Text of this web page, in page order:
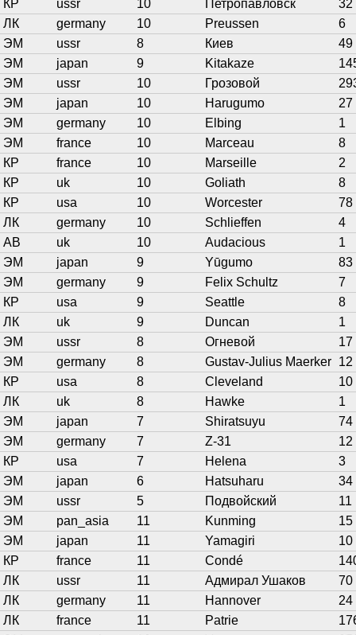
КР ussr 10 Петропавловск
32
ЛК
germany 10 Preussen
6
ЭМ
ussr 8 Киев
49
ЭМ
japan 9 Kitakaze
ЭМ
ussr 10 Грозовой
ЭМ
japan 10 Harugumo
27
ЭМ
germany 10 Elbing
1
ЭМ
france 10 Marceau
8
КР
france 10 Marseille
2
КР
uk 10 Goliath
8
КР
usa 10 Worcester
78
ЛК
germany 10 Schlieffen
4
АВ
uk 10 Audacious
1
ЭМ
japan 9 Yūgumo
83
ЭМ
germany 9 Felix Schultz
7
КР
usa 9 Seattle
8
ЛК
uk 9 Duncan
1
ЭМ
ussr 8 Огневой
17
ЭМ
germany 8 Gustav-Julius Maerker 12
КР
usa 8 Cleveland
10
ЛК
uk 8 Hawke
1
ЭМ
japan 7 Shiratsuyu
74
ЭМ
germany 7 Z-31
12
КР
usa 7 Helena
3
ЭМ
japan 6 Hatsuharu
34
ЭМ
ussr 5 Подвойский
11
ЭМ
pan_asia 11 Kunming
15
ЭМ
japan 11 Yamagiri
10
КР
france 11 Condé
ЛК
ussr 11 Адмирал Ушаков
70
ЛК
germany 11 Hannover
24
ЛК
france 11 Patrie